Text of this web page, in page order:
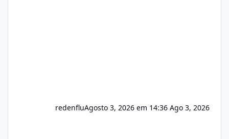
redenfluAgosto 3, 2026 em 14:36 Ago 3, 2026